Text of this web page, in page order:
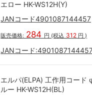
エロー HK-WS12H(Y)
JANコード4901087144457
販売価格: 284 円 (税込 312 円 )
JANコード:
エルパ(ELPA) 工作用コー
ルー HK-WS12H(BL)